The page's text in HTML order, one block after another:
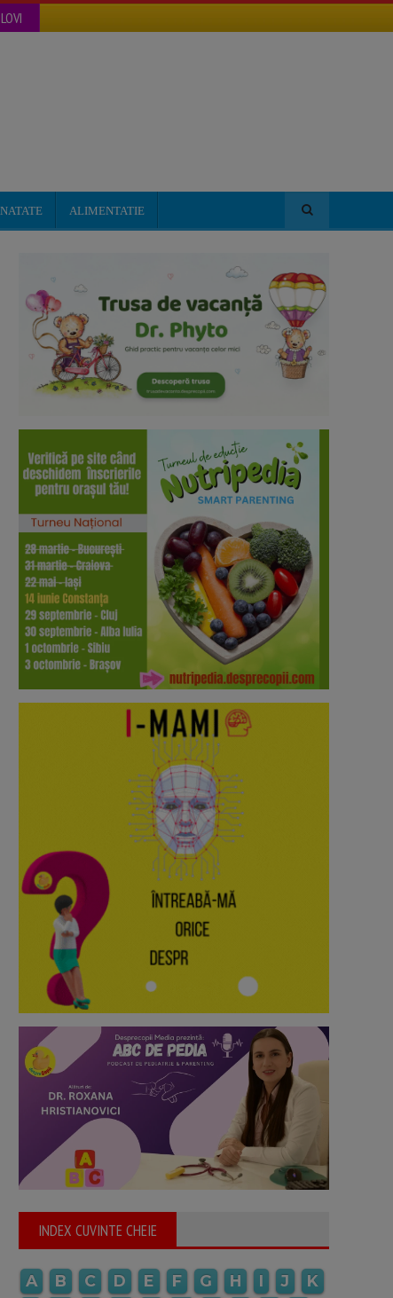
ALIMENTATIE
INDEX CUVINTE CHEIE
A B C D E F G H I J
K